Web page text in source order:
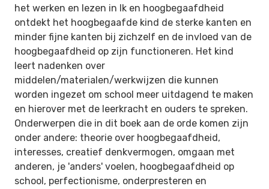
het werken en lezen in Ik en hoogbegaafdheid
ontdekt het hoogbegaafde kind de sterke kanten en
minder fijne kanten bij zichzelf en de invloed van de
hoogbegaafdheid op zijn functioneren. Het kind
leert nadenken over
middelen/materialen/werkwijzen die kunnen
worden ingezet om school meer uitdagend te maken
en hierover met de leerkracht en ouders te spreken.
Onderwerpen die in dit boek aan de orde komen zijn
onder andere: theorie over hoogbegaafdheid,
interesses, creatief denkvermogen, omgaan met
anderen, je 'anders' voelen, hoogbegaafdheid op
school, perfectionisme, onderpresteren en